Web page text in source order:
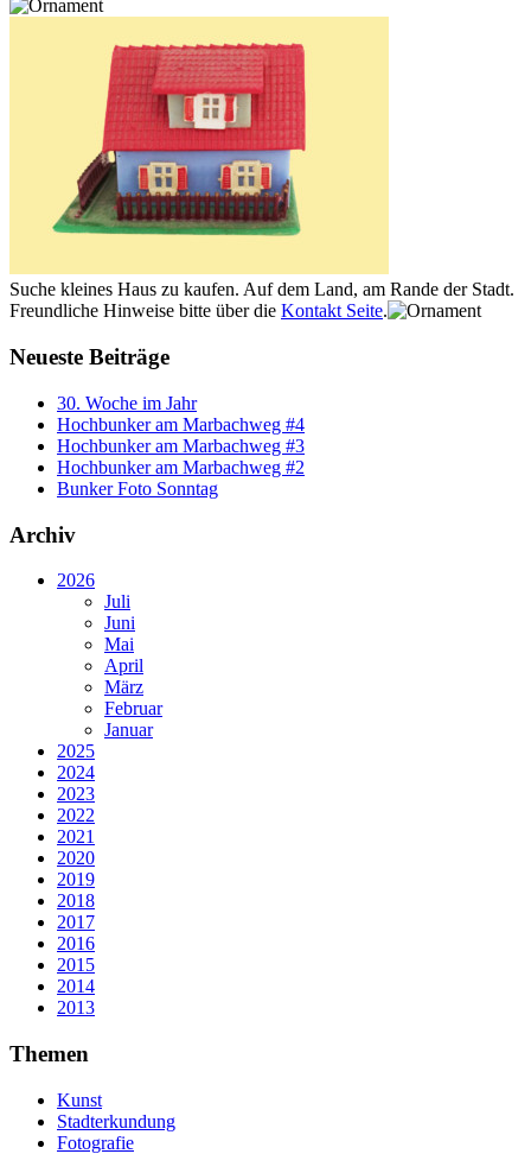
Suche kleines Haus zu kaufen. Auf dem Land, am Rande der Stadt.
Freundliche Hinweise bitte über die Kontakt Seite.
Neueste Beiträge
30. Woche im Jahr
Hochbunker am Marbachweg #4
Hochbunker am Marbachweg #3
Hochbunker am Marbachweg #2
Bunker Foto Sonntag
Archiv
2026
Juli
Juni
Mai
April
März
Februar
Januar
2025
2024
2023
2022
2021
2020
2019
2018
2017
2016
2015
2014
2013
Themen
Kunst
Stadterkundung
Fotografie